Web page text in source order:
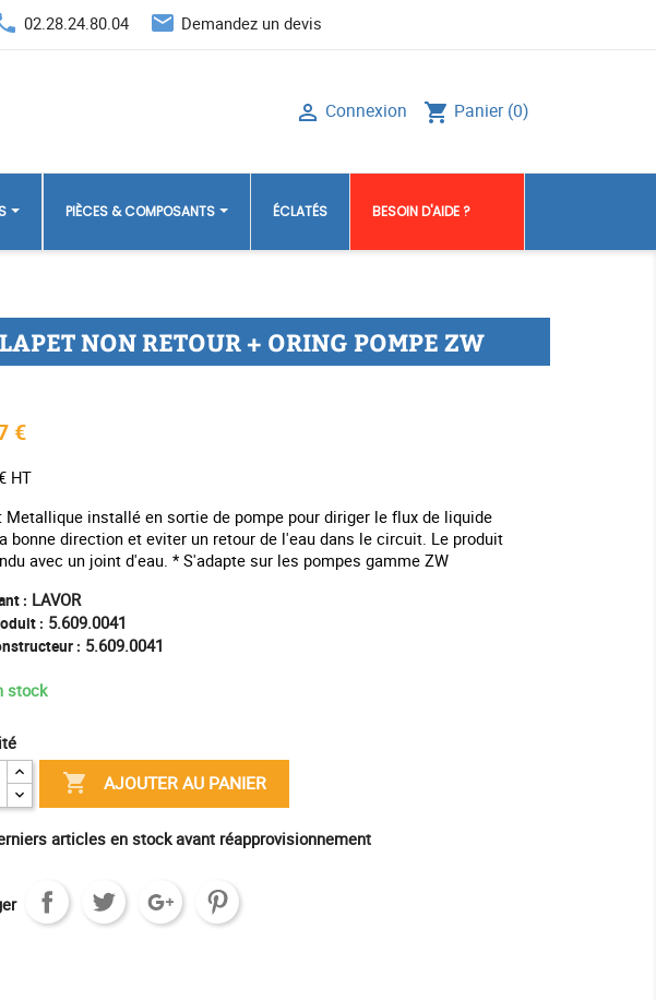
02.28.24.80.04 email Demandez un devis
shopping_cart Panier (0)
 Connexion
PIÈCES & COMPOSANTS ÉCLATÉS BESOIN D'AIDE ?
NON RETOUR + ORING POMPE ZW
€
HT
Metallique installé en sortie de pompe pour diriger le flux de liquide
bonne direction et eviter un retour de l'eau dans le circuit. Le produit
avec un joint d'eau. * S'adapte sur les pompes gamme ZW
: LAVOR
: 5.609.0041
: 5.609.0041
stock
 AJOUTER AU PANIER
articles en stock avant réapprovisionnement